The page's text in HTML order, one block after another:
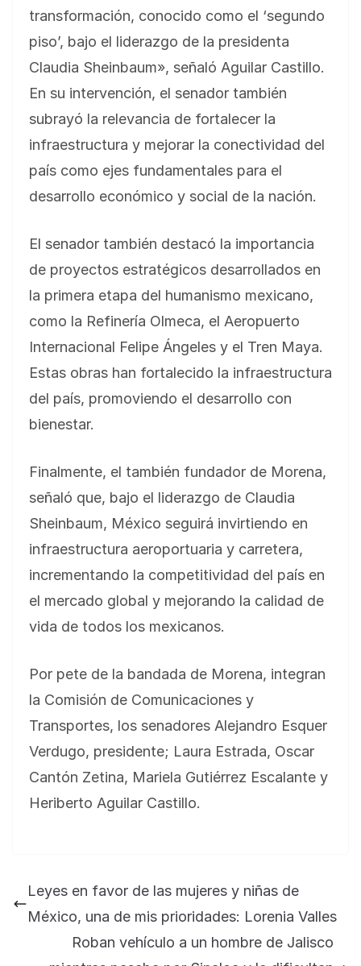
transformación, conocido como el ‘segundo
piso’, bajo el liderazgo de la presidenta
Claudia Sheinbaum», señaló Aguilar Castillo.
En su intervención, el senador también
subrayó la relevancia de fortalecer la
infraestructura y mejorar la conectividad del
país como ejes fundamentales para el
desarrollo económico y social de la nación.
El senador también destacó la importancia
de proyectos estratégicos desarrollados en
la primera etapa del humanismo mexicano,
como la Refinería Olmeca, el Aeropuerto
Internacional Felipe Ángeles y el Tren Maya.
Estas obras han fortalecido la infraestructura
del país, promoviendo el desarrollo con
bienestar.
Finalmente, el también fundador de Morena,
señaló que, bajo el liderazgo de Claudia
Sheinbaum, México seguirá invirtiendo en
infraestructura aeroportuaria y carretera,
incrementando la competitividad del país en
el mercado global y mejorando la calidad de
vida de todos los mexicanos.
Por pete de la bandada de Morena, integran
la Comisión de Comunicaciones y
Transportes, los senadores Alejandro Esquer
Verdugo, presidente; Laura Estrada, Oscar
Cantón Zetina, Mariela Gutiérrez Escalante y
Heriberto Aguilar Castillo.
Leyes en favor de las mujeres y niñas de
México, una de mis prioridades: Lorenia Valles
Roban vehículo a un hombre de Jalisco
Universidad Tecnológica de Etchojoa
presente en la conferencia del gobernador
de Sonora Dr. Alfonso Durazo se esperan